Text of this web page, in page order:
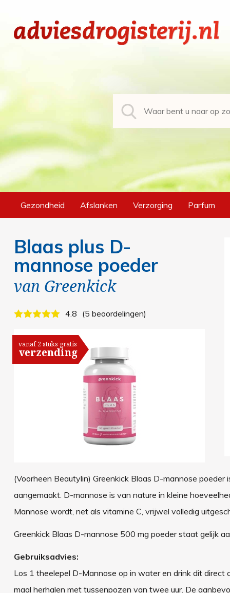
Gezondheid Afslanken Verzorging Parfum
Blaas plus D-
mannose poeder
van Greenkick
4.8 5 beoordelingen
vanaf 2 stuks gratis
verzending
(Voorheen Beautylin) Greenkick Blaas D-mannose
aangemaakt. D-mannose is van nature in kleine
Mannose wordt, net als vitamine C, vrijwel volledig
Greenkick Blaas D-mannose 500 mg poeder staat gelijk
Gebruiksadvies:
Los 1 theelepel D-Mannose op in water en drink dit direct
maal herhalen met tussenpozen van twee uur. De